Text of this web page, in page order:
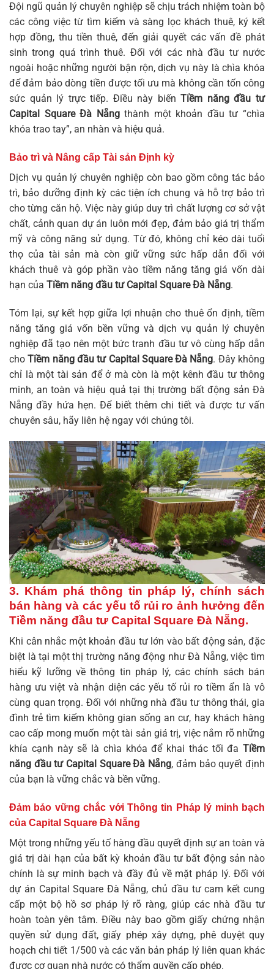
Đội ngũ quản lý chuyên nghiệp sẽ chịu trách nhiệm toàn bộ
các công việc từ tìm kiếm và sàng lọc khách thuê, ký kết
hợp đồng, thu tiền thuê, đến giải quyết các vấn đề phát
sinh trong quá trình thuê. Đối với các nhà đầu tư nước
ngoài hoặc những người bận rộn, dịch vụ này là chìa khóa
để đảm bảo dòng tiền được tối ưu mà không cần tốn công
sức quản lý trực tiếp. Điều này biếnTiềm năng đầu tư
Capital Square Đà Nẵngthành một khoản đầu tư “chìa
khóa trao tay”, an nhàn và hiệu quả.
Bảo trì và Nâng cấp Tài sản Định kỳ
Dịch vụ quản lý chuyên nghiệp còn bao gồm công tác bảo
trì, bảo dưỡng định kỳ các tiện ích chung và hỗ trợ bảo trì
cho từng căn hộ. Việc này giúp duy trì chất lượng cơ sở vật
chất, cảnh quan dự án luôn mới đẹp, đảm bảo giá trị thẩm
mỹ và công năng sử dụng. Từ đó, không chỉ kéo dài tuổi
thọ của tài sản mà còn giữ vững sức hấp dẫn đối với
khách thuê và góp phần vào tiềm năng tăng giá vốn dài
hạn của Tiềm năng đầu tư Capital Square Đà Nẵng.
Tóm lại, sự kết hợp giữa lợi nhuận cho thuê ổn định, tiềm
năng tăng giá vốn bền vững và dịch vụ quản lý chuyên
nghiệp đã tạo nên một bức tranh đầu tư vô cùng hấp dẫn
choTiềm năng đầu tư Capital Square Đà Nẵng. Đây không
chỉ là một tài sản để ở mà còn là một kênh đầu tư thông
minh, an toàn và hiệu quả tại thị trường bất động sản Đà
Nẵng đầy hứa hẹn. Để biết thêm chi tiết và được tư vấn
chuyên sâu, hãy liên hệ ngay với chúng tôi.
3. Khám phá thông tin pháp lý, chính sách
bán hàng và các yếu tố rủi ro ảnh hưởng đến
Tiềm năng đầu tư Capital Square Đà Nẵng.
Khi cân nhắc một khoản đầu tư lớn vào bất động sản, đặc
biệt là tại một thị trường năng động như Đà Nẵng, việc tìm
hiểu kỹ lưỡng về thông tin pháp lý, các chính sách bán
hàng ưu việt và nhận diện các yếu tố rủi ro tiềm ẩn là vô
cùng quan trọng. Đối với những nhà đầu tư thông thái, gia
đình trẻ tìm kiếm không gian sống an cư, hay khách hàng
cao cấp mong muốn một tài sản giá trị, việc nắm rõ những
khía cạnh này sẽ là chìa khóa để khai thác tối đa Tiềm
năng đầu tư Capital Square Đà Nẵng, đảm bảo quyết định
của bạn là vững chắc và bền vững.
Đảm bảo vững chắc với Thông tin Pháp lý minh bạch
của Capital Square Đà Nẵng
Một trong những yếu tố hàng đầu quyết định sự an toàn và
giá trị dài hạn của bất kỳ khoản đầu tư bất động sản nào
chính là sự minh bạch và đầy đủ về mặt pháp lý. Đối với
dự án Capital Square Đà Nẵng, chủ đầu tư cam kết cung
cấp một bộ hồ sơ pháp lý rõ ràng, giúp các nhà đầu tư
hoàn toàn yên tâm. Điều này bao gồm giấy chứng nhận
quyền sử dụng đất, giấy phép xây dựng, phê duyệt quy
hoạch chi tiết 1/500 và các văn bản pháp lý liên quan khác
được cơ quan nhà nước có thẩm quyền cấp phép.